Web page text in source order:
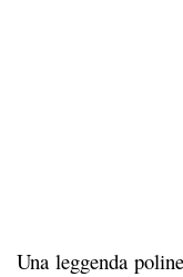
Una leggenda